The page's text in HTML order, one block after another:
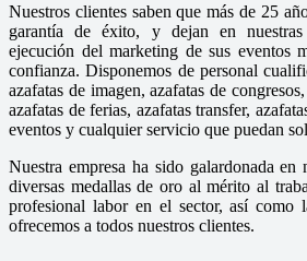
Nuestros clientes saben que más de 25
garantía de éxito, y dejan en
ejecución del marketing de sus eventos
confianza. Disponemos de personal
azafatas de imagen, azafatas de
azafatas de ferias, azafatas transfer,
eventos y cualquier servicio que puedan
Nuestra empresa ha sido galardonada en
diversas medallas de oro al mérito al
profesional labor en el sector, así como
ofrecemos a todos nuestros clientes.